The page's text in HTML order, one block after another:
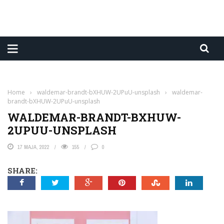
Home › waldemar-brandt-bXHUW-2UPuU-unsplash ›
waldemar-
brandt-bXHUW-2UPuU-unsplash
WALDEMAR-BRANDT-BXHUW-
2UPUU-UNSPLASH
17 MAJA, 2022 155 0
SHARE: